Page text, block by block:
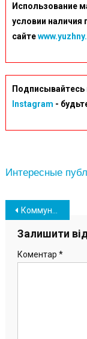
Использование
условии наличия
сайте
Подписывайтесь
Instagram -
Интересные
Навігація
записів
Коммунальное предприятие «Южненское побережье» возглавил депутат Александр Ануфриев
Залишити
Коментар *